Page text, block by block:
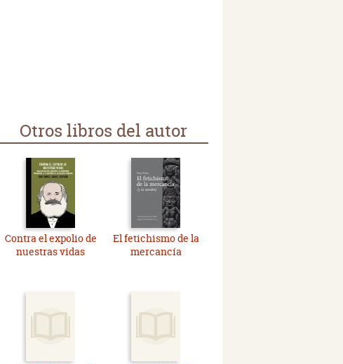
Otros libros del autor
Contra el expolio de
nuestras vidas
El fetichismo de la
mercancía